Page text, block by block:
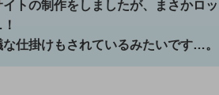
イトの制作をしましたが、まさかロ
仕掛けもされているみたいです…。